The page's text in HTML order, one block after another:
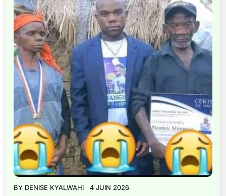
BY DENISE KYALWAHI 4 JUIN 2026